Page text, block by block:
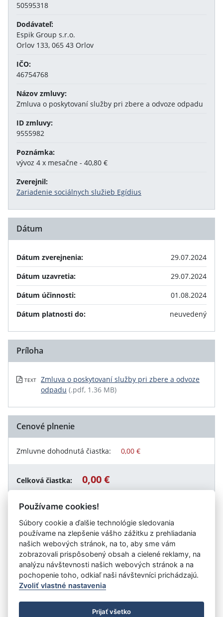
50595318
Dodávateľ:
Espik Group s.r.o.
Orlov 133, 065 43 Orlov
IČO:
46754768
Názov zmluvy:
Zmluva o poskytovaní služby pri zbere a odvoze odpadu
ID zmluvy:
9555982
Poznámka:
vývoz 4 x mesačne - 40,80 €
Zverejnil:
Zariadenie sociálnych služieb Egídius
Dátum
Dátum zverejnenia:
29.07.2024
Dátum uzavretia:
29.07.2024
Dátum účinnosti:
01.08.2024
Dátum platnosti do:
neuvedený
Príloha
TEXT
Zmluva o poskytovaní služby pri zbere a odvoze
odpadu (.pdf, 1.36 MB)
Cenové plnenie
Zmluvne dohodnutá čiastka: 0,00 €
Celková čiastka: 0,00 €
Návrat späť
Vystavil:Zariadenie sociálnych služieb Egídius
Úrad vlády SR
- Všetky práva vyhradené
Prehlásenie o prístupnosti
Zmluvy do 31.12.2010
Používame cookies!
Súbory cookie a ďalšie technológie sledovania
používame na zlepšenie vášho zážitku z prehliadania
našich webových stránok, na to, aby sme vám
zobrazovali prispôsobený obsah a cielené reklamy, na
analýzu návštevnosti našich webových stránok a na
pochopenie toho, odkiaľ naši návštevníci prichádzajú.
Zvoliť vlastné nastavenia
Prijať všetko